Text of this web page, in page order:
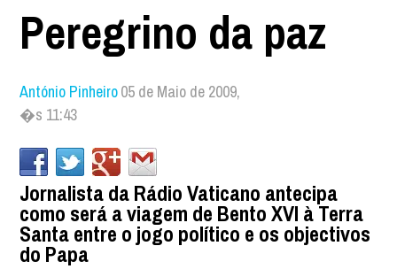
Peregrino da paz
António Pinheiro05 de Maio de 2009,
�s 11:43
Jornalista da Rádio Vaticano antecipa
como será a viagem de Bento XVI à Terra
Santa entre o jogo político e os objectivos
do Papa